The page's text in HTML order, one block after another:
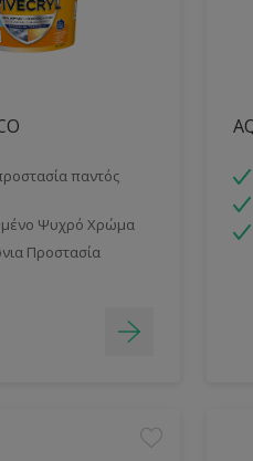
παντός
Ψυχρό Χρώμα
Προστασία